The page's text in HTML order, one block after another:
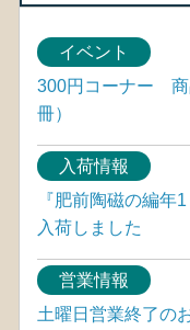
イベント
300円コーナー 商
冊）
入荷情報
『肥前陶磁の編年
入荷しました
営業情報
土曜日営業終了の